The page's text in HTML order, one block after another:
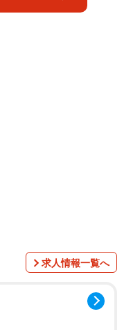
ジです
求人情報一覧へ